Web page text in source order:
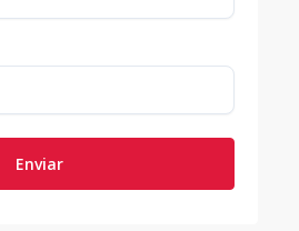
Enviar